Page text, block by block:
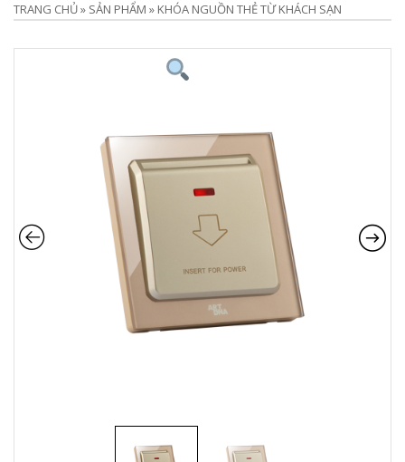
TRANG CHỦ» SẢN PHẨM » KHÓA NGUỒN THẺ TỪ KHÁCH SẠN